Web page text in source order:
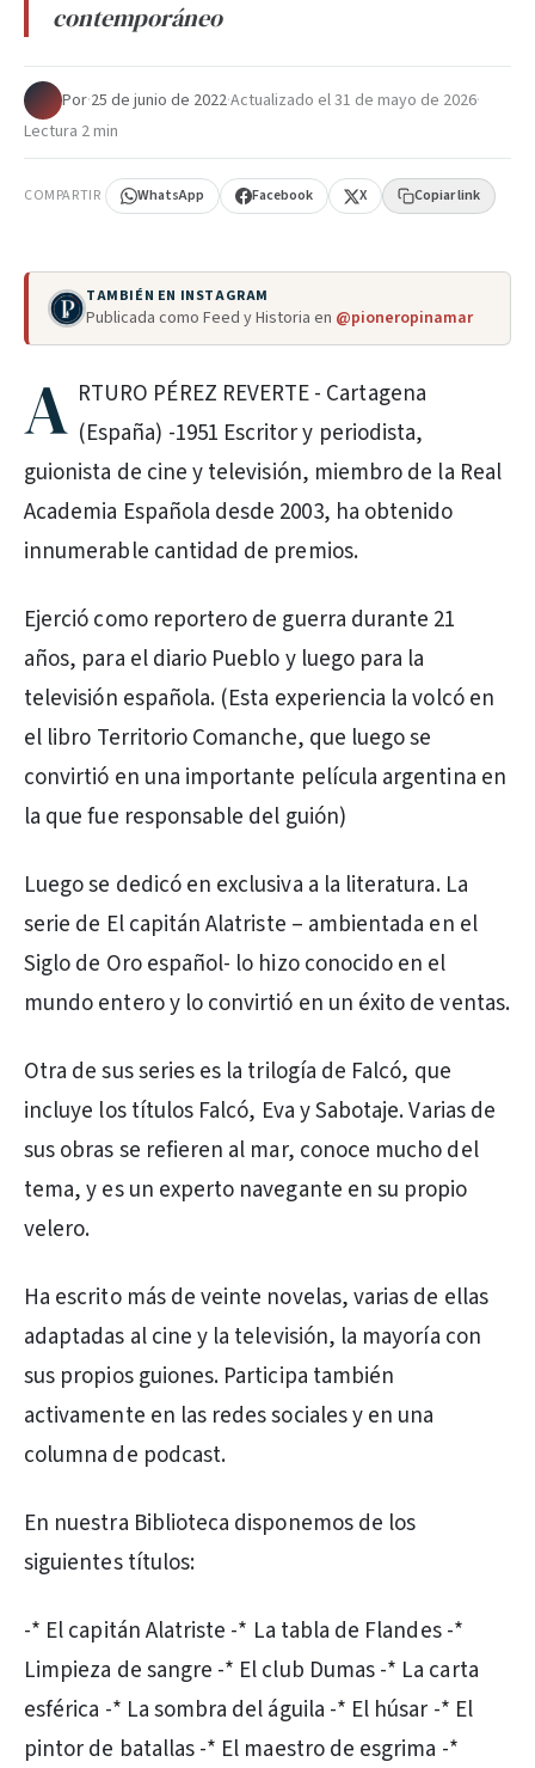
contemporáneo
Por·25 de junio de 2022·Actualizado el31 de mayo de 2026·
Lectura 2 min
COMPARTIR WhatsApp Facebook X Copiar link
TAMBIÉN EN INSTAGRAM
Publicada como Feed y Historia en @pioneropinamar
A RTURO PÉREZ REVERTE - Cartagena
(España) -1951 Escritor y periodista,
guionista de cine y televisión, miembro de la Real
Academia Española desde 2003, ha obtenido
innumerable cantidad de premios.
Ejerció como reportero de guerra durante 21
años, para el diario Pueblo y luego para la
televisión española. (Esta experiencia la volcó en
el libro Territorio Comanche, que luego se
convirtió en una importante película argentina en
la que fue responsable del guión)
Luego se dedicó en exclusiva a la literatura. La
serie de El capitán Alatriste – ambientada en el
Siglo de Oro español- lo hizo conocido en el
mundo entero y lo convirtió en un éxito de ventas.
Otra de sus series es la trilogía de Falcó, que
incluye los títulos Falcó, Eva y Sabotaje. Varias de
sus obras se refieren al mar, conoce mucho del
tema, y es un experto navegante en su propio
velero.
Ha escrito más de veinte novelas, varias de ellas
adaptadas al cine y la televisión, la mayoría con
sus propios guiones. Participa también
activamente en las redes sociales y en una
columna de podcast.
En nuestra Biblioteca disponemos de los
siguientes títulos:
-* El capitán Alatriste -* La tabla de Flandes -*
Limpieza de sangre -* El club Dumas -* La carta
esférica -* La sombra del águila -* El húsar -* El
pintor de batallas -* El maestro de esgrima -*